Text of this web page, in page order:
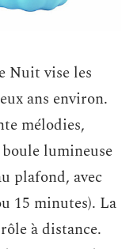
Nuit vise les
ans environ.
mélodies,
lumineuse
plafond, avec
15 minutes). La
à distance.